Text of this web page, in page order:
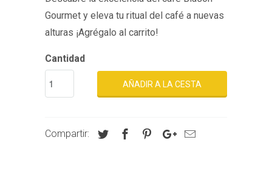
Gourmet y eleva tu ritual del café a nuevas
alturas ¡Agrégalo al carrito!
Cantidad
AÑADIR A LA CESTA
Compartir: